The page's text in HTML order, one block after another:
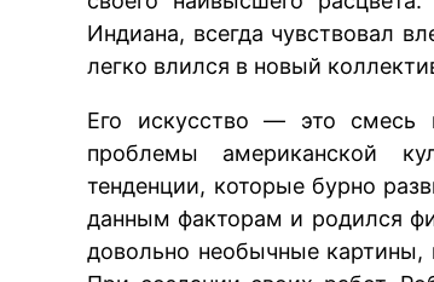
Индиана, всегда чувствовал
легко влился в новый
Его искусство — это смесь
проблемы американской
тенденции, которые бурно
данным факторам и родился
довольно необычные